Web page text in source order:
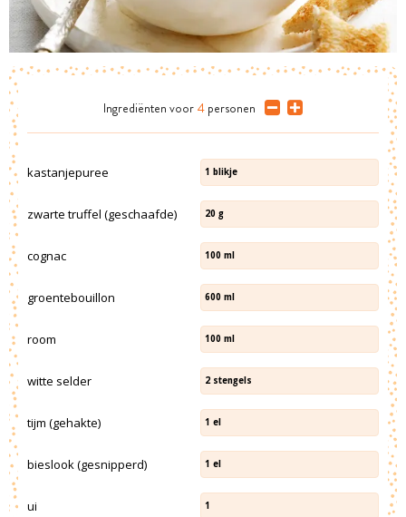
Ingrediënten voor 4 personen
kastanjepuree 1 blikje
zwarte truffel (geschaafde) 20 g
cognac 100 ml
groentebouillon 600 ml
room 100 ml
witte selder 2 stengels
tijm (gehakte) 1 el
bieslook (gesnipperd) 1 el
ui 1